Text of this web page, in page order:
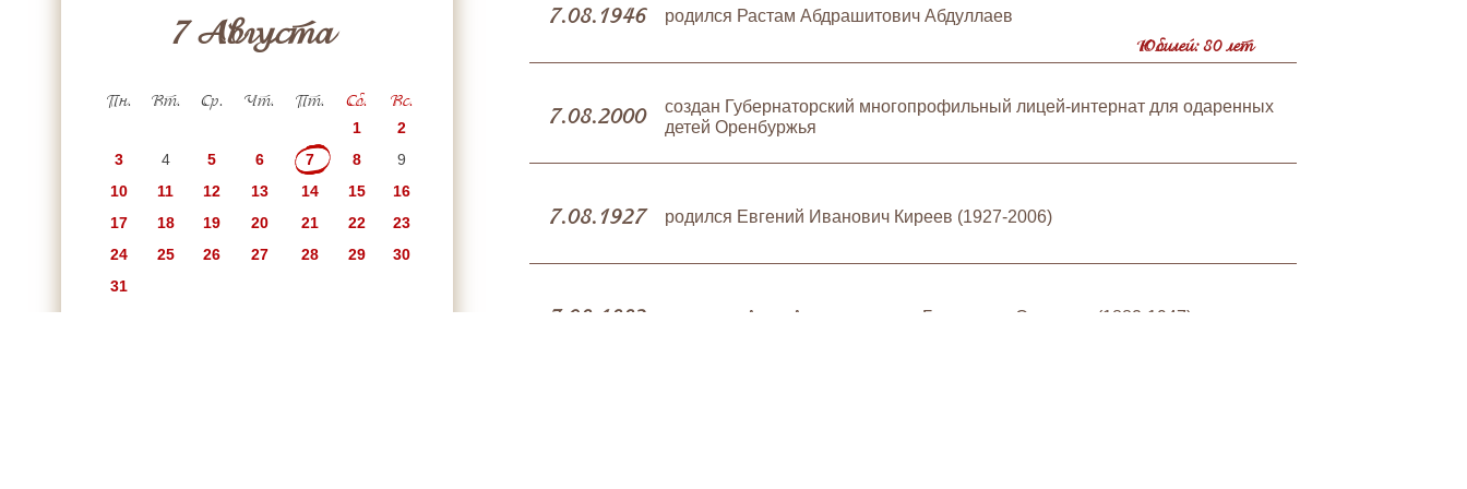
7 Августа
Пн. Вт. Ср. Чт. Пт. Сб. Вс.
1
2
3
4 5 6 7 8
9
10
11 12 13 14 15
16
17
18 19 20 21 22
23
24
25 26 27 28 29
30
31
7.08.1946 родился Растам Абдрашитович Абдуллаев
Юбилей: 80 лет
7.08.2000
создан Губернаторский многопрофильный лицей-интернат для одаренных
детей Оренбуржья
7.08.1927 родился Евгений Иванович Киреев (1927-2006)
7.08.1882 родилась Анна Александровна Булавкина-Ончукова (1882-1947)